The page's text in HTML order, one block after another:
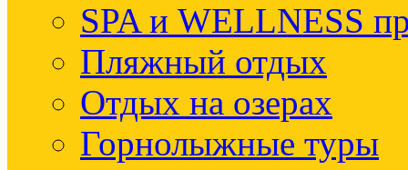
SPA и WELLNESS
Пляжный отдых
Отдых на озерах
Горнолыжные туры